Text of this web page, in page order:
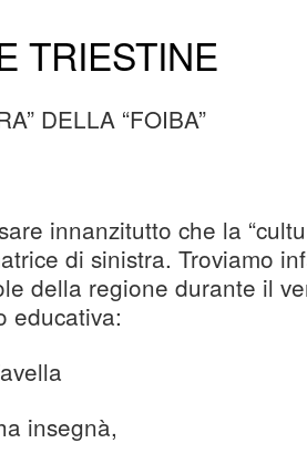
TRIESTINE
DELLA “FOIBA”
innanzitutto che la
di sinistra. Troviamo
della regione durante il
educativa:
insegnà,